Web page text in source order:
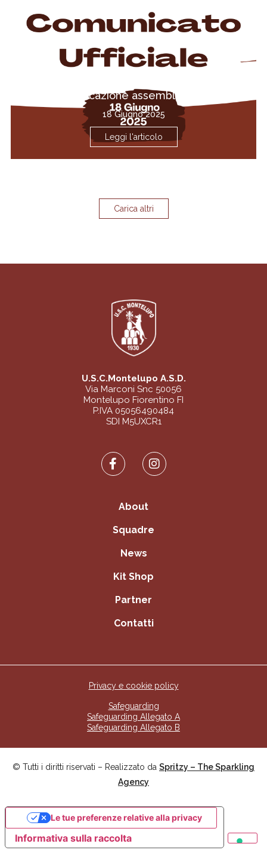
Convocazione assemblea soci
18 Giugno 2025
Leggi l'articolo
Carica altri
U.S.C.Montelupo A.S.D.
Via Marconi Snc 50056
Montelupo Fiorentino FI
P.IVA 05056490484
SDI M5UXCR1
About
Squadre
News
Kit Shop
Partner
Contatti
Privacy e cookie policy
Safeguarding
Safeguarding Allegato A
Safeguarding Allegato B
© Tutti i diritti riservati – Realizzato da Spritzy – The Sparkling
Agency
Informativa sulla raccolta
Le tue preferenze relative alla privacy